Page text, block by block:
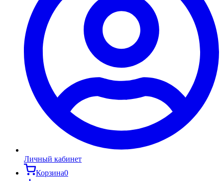
Личный кабинет
Корзина0